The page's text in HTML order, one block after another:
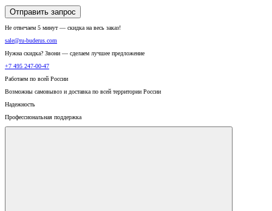
Отправить запрос
Не отвечаем 5 минут — скидка на весь заказ!
sale@ru-buderus.com
Нужна скидка? Звони — сделаем лучшее предложение
+7 495 247-00-47
Работаем по всей России
Возможны самовывоз и доставка по всей территории России
Надежность
Профессиональная поддержка